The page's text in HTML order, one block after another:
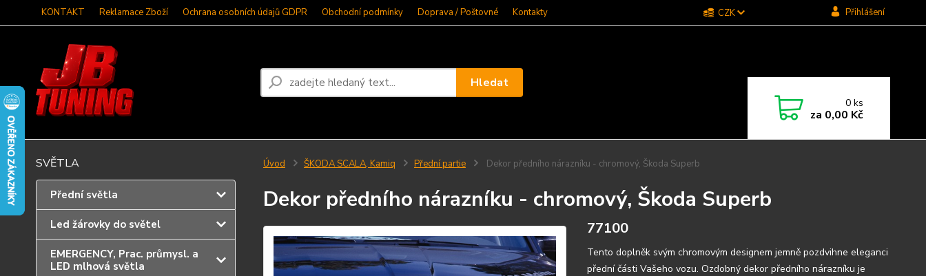
KONTAKT Reklamace Zboží Ochrana osobních údajů GDPR Obchodní podmínky Doprava / Poštovné Kontakty CZK Přihlášení
Hledat
0ks
za 0,00 Kč
SVĚTLA
Přední světla
Led žárovky do světel
EMERGENCY, Prac. průmysl. a
LED mlhová světla
Úvod ŠKODA SCALA, Kamiq Přední partie Dekor předního nárazníku - chromový, Škoda Superb
Dekor předního nárazníku - chromový, Škoda Superb
77100
Tento doplněk svým chromovým designem jemně pozdvihne eleganci
přední části Vašeho vozu. Ozdobný dekor předního nárazníku je